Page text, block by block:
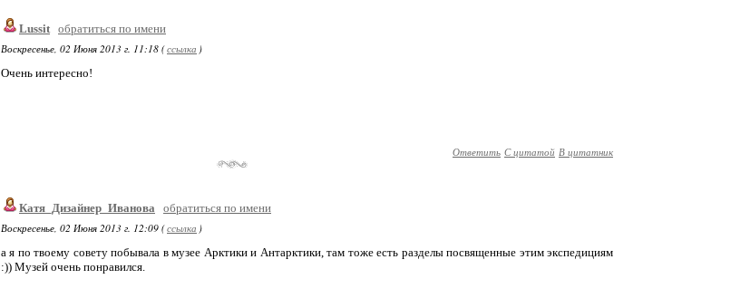
Lussit обратиться по имени
Воскресенье, 02 Июня 2013 г. 11:18 (ссылка )
Очень интересно!
Ответить С цитатой В цитатник
Катя_Дизайнер_Иванова
обратиться по имени
Воскресенье, 02 Июня 2013 г. 12:09 (ссылка )
а я по твоему совету побывала в музее Арктики и Антарктики, там тоже есть разделы посвященные этим экспедициям
:)) Музей очень понравился.